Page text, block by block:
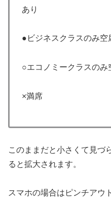
あり
●ビジネスクラスのみ空
○エコノミークラスのみ
×満席
このままだと小さくて見づ
ると拡大されます。
スマホの場合はピンチアウ